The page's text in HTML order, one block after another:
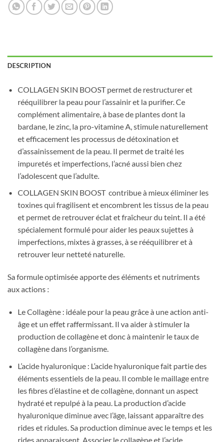
DESCRIPTION
COLLAGEN SKIN BOOST permet de restructurer et
rééquilibrer la peau pour l’assainir et la purifier. Ce
complément alimentaire, à base de plantes dont la
bardane, le zinc, la pro-vitamine A, stimule naturellement
et efficacement les processus de détoxination et
d’assainissement de la peau. Il permet de traité les
impuretés et imperfections, l’acné aussi bien chez
l’adolescent que l’adulte.
COLLAGEN SKIN BOOST contribue à mieux éliminer les
toxines qui fragilisent et encombrent les tissus de la peau
et permet de retrouver éclat et fraîcheur du teint. Il a été
spécialement formulé pour aider les peaux sujettes à
imperfections, mixtes à grasses, à se rééquilibrer et à
retrouver leur netteté naturelle.
Sa formule optimisée apporte des éléments et nutriments
aux actions :
Le Collagène : idéale pour la peau grâce à une action anti-
âge et un effet raffermissant. Il va aider à stimuler la
production de collagène et donc à maintenir le taux de
collagène dans l’organisme.
L’acide hyaluronique : L’acide hyaluronique fait partie des
éléments essentiels de la peau. Il comble le maillage entre
les fibres d’élastine et de collagène, donnant un aspect
hydraté et repulpé à la peau. La production d’acide
hyaluronique diminue avec l’âge, laissant apparaître des
rides et ridules. Sa production diminue avec le temps et les
rides apparaissent. Associer le collagène et l’acide